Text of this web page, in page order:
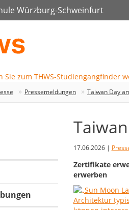
Würzburg-Schweinfurt
Pressemeldungen Taiwan Day
17.06.2026 |
Zertifikate
erwerben